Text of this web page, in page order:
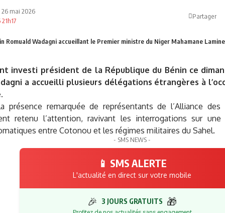
26 mai 2026
Partager
Romuald Wadagni accueillant le Premier ministre du Niger Mahamane
investi président de la République du Bénin ce
a accueilli plusieurs délégations étrangères à
présence remarquée de représentants de l’Alliance
retenu l’attention, ravivant les interrogations sur
entre Cotonou et les régimes militaires du Sahel.
- SMS NEWS -
📱 SMS ALERTE
L'actualité en direct sur votre mobile
🎉 3 JOURS GRATUITS 🎁